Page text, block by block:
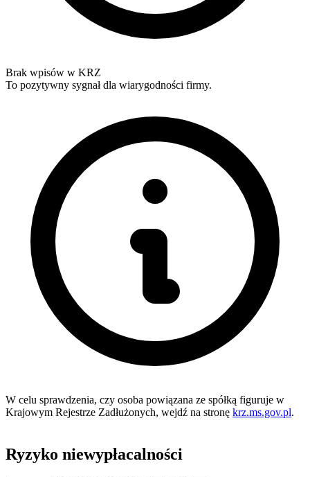
Brak wpisów w KRZ
To pozytywny sygnał dla wiarygodności firmy.
W celu sprawdzenia, czy osoba powiązana ze spółką figuruje w
Krajowym Rejestrze Zadłużonych, wejdź na stronę krz.ms.gov.pl.
Ryzyko niewypłacalności